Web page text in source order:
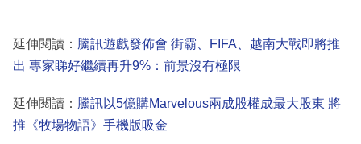
延伸閱讀： 騰訊遊戲發佈會 街霸、FIFA、越南大戰即將推
出 專家睇好繼續再升9%：前景沒有極限
延伸閱讀： 騰訊以5億購Marvelous兩成股權成最大股東 將
推《牧場物語》手機版吸金